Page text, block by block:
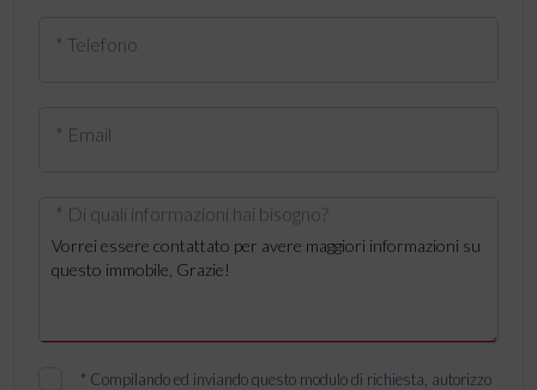
* Telefono
* Email
* Di quali informazioni hai bisogno?
* Compilando ed inviando questo modulo di richiesta, autorizzo